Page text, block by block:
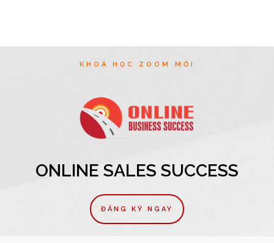
KHOÁ HỌC ZOOM MỚI
ONLINE SALES SUCCESS
ĐĂNG KÝ NGAY